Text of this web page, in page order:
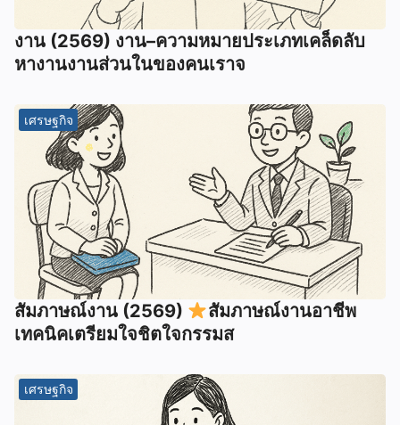
งาน (2569) งาน–ความหมายประเภทเคล็ดลับ
หางานงานส่วนในของคนเราจ
เศรษฐกิจ
สัมภาษณ์งาน (2569)
สัมภาษณ์งานอาชีพ
เทคนิคเตรียมใจชิตใจกรรมส
เศรษฐกิจ